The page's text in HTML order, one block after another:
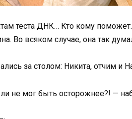
теста ДНК… Кто кому
Во всяком случае, она так
за столом: Никита, отчим и
не мог быть осторожнее?! —